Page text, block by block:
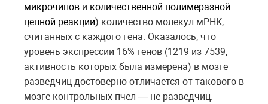
микрочипов и количественной полимеразной
цепной реакции) количество молекул мРНК,
считанных с каждого гена. Оказалось, что
уровень экспрессии 16% генов (1219 из 7539,
активность которых была измерена) в мозге
разведчиц достоверно отличается от такового в
мозге контрольных пчел — не разведчиц.